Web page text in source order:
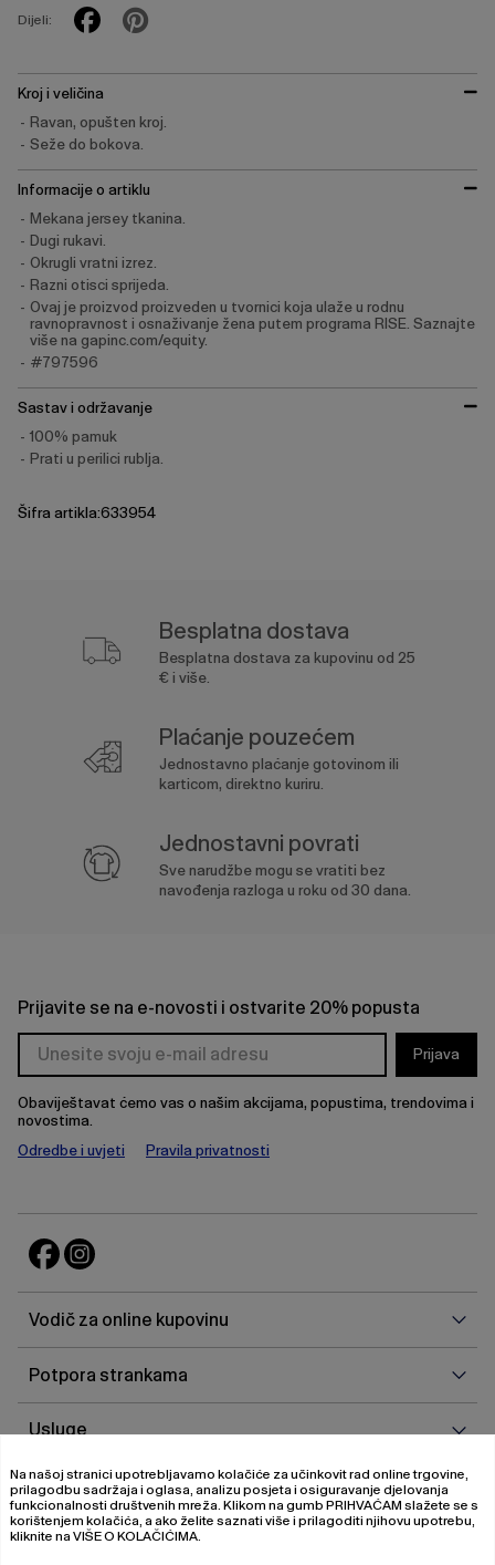
Dijeli:
Kroj i veličina
Ravan, opušten kroj.
Seže do bokova.
Informacije o artiklu
Mekana jersey tkanina.
Dugi rukavi.
Okrugli vratni izrez.
Razni otisci sprijeda.
Ovaj je proizvod proizveden u tvornici koja ulaže u rodnu
ravnopravnost i osnaživanje žena putem programa RISE. Saznajte
više na gapinc.com/equity.
#797596
Sastav i održavanje
100% pamuk
Prati u perilici rublja.
Šifra artikla:633954
Besplatna dostava
Besplatna dostava za kupovinu od 25
€ i više.
Plaćanje pouzećem
Jednostavno plaćanje gotovinom ili
karticom, direktno kuriru.
Jednostavni povrati
Sve narudžbe mogu se vratiti bez
navođenja razloga u roku od 30 dana.
Prijavite se na e-novosti i ostvarite 20% popusta
Prijava
Obaviještavat ćemo vas o našim akcijama, popustima, trendovima i
novostima.
Odredbe i uvjeti
Pravila privatnosti
Vodič za online kupovinu
Potpora strankama
Usluge
O
O nama
Na našoj stranici upotrebljavamo kolačiće za učinkovit rad online trgovine,
prilagodbu sadržaja i oglasa, analizu posjeta i osiguravanje djelovanja
funkcionalnosti društvenih mreža. Klikom na gumb PRIHVAĆAM slažete se s
korištenjem kolačića, a ako želite saznati više i prilagoditi njihovu upotrebu,
kliknite na VIŠE O KOLAČIĆIMA.